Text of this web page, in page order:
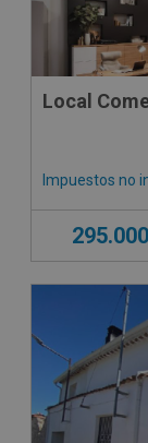
Local
Impuestos no